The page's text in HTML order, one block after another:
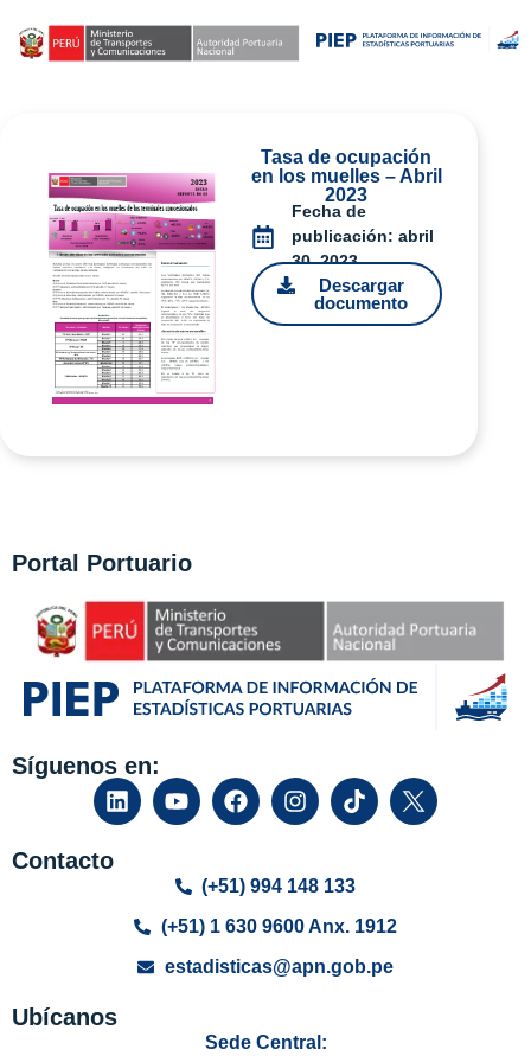
Tasa de ocupación
en los muelles – Abril
2023
Fecha de
publicación: abril
30, 2023
Descargar
documento
Portal Portuario
Síguenos en:
Contacto
(+51) 994 148 133
(+51) 1 630 9600 Anx. 1912
estadisticas@apn.gob.pe
Ubícanos
Sede Central: